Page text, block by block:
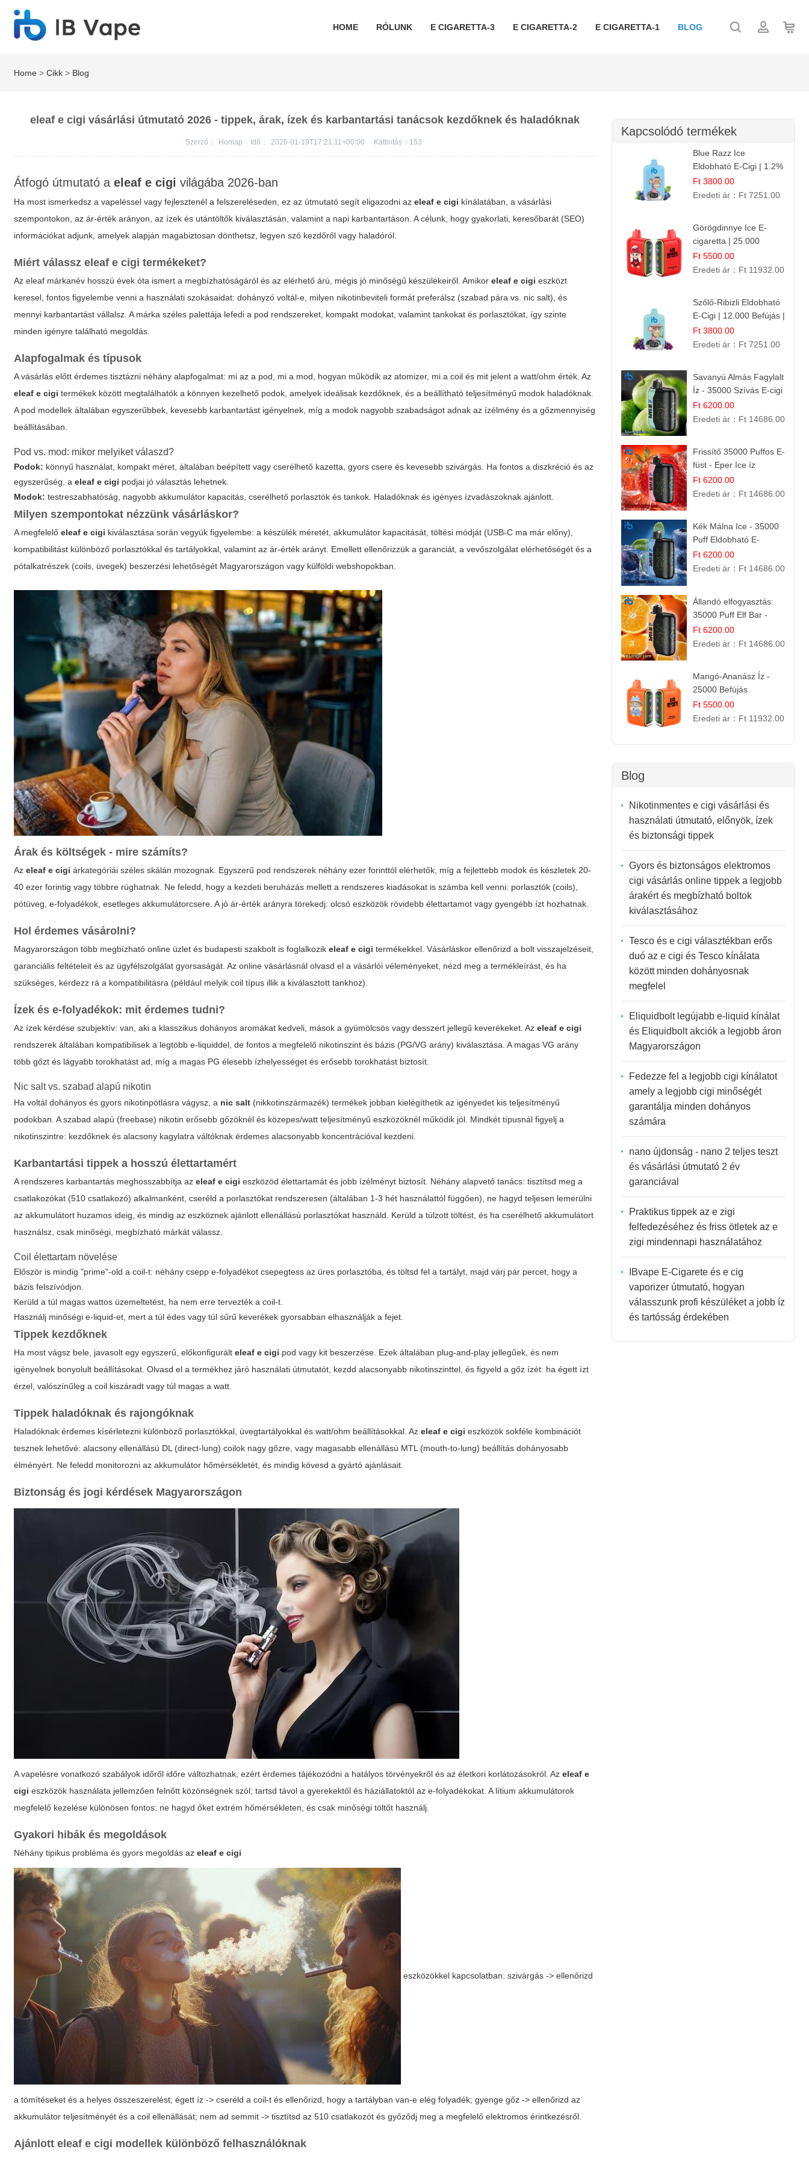
HOME RÓLUNK E CIGARETTA-3 E CIGARETTA-2 E CIGARETTA-1 BLOG
Home >Cikk > Blog
eleaf e cigi vásárlási útmutató 2026 - tippek, árak, ízek és karbantartási tanácsok kezdőknek és haladóknak
Szerző： Honlap Idő： 2026-01-19T17:21:11+00:00 Kattintás： 153
Átfogó útmutató aeleaf e cigi világába 2026-ban
Ha most ismerkedsz a vapeléssel vagy fejlesztenél a felszereléseden, ez az útmutató segít eligazodni azeleaf e cigi kínálatában, a vásárlási
szempontokon, az ár-érték arányon, az ízek és utántöltők kiválasztásán, valamint a napi karbantartáson. A célunk, hogy gyakorlati, keresőbarát (SEO)
információkat adjunk, amelyek alapján magabiztosan dönthetsz, legyen szó kezdőről vagy haladóról.
Miért válasszeleaf e cigi termékeket?
Azeleaf márkanév hosszú évek óta ismert a megbízhatóságáról és az elérhető árú, mégis jó minőségű készülékeiről. Amikoreleaf e cigi eszközt
keresel, fontos figyelembe venni a használati szokásaidat: dohányzó voltál-e, milyen nikotinbeviteli formát preferálsz (szabad pára vs. nic salt), és
mennyi karbantartást vállalsz. A márka széles palettája lefedi a pod rendszereket, kompakt modokat, valamint tankokat és porlasztókat, így szinte
minden igényre található megoldás.
Alapfogalmak és típusok
A vásárlás előtt érdemes tisztázni néhány alapfogalmat: mi az a pod, mi a mod, hogyan működik az atomizer, mi a coil és mit jelent a watt/ohm érték. Az
eleaf e cigi termékek között megtalálhatók a könnyen kezelhető podok, amelyek ideálisak kezdőknek, és a beállítható teljesítményű modok haladóknak.
A pod modellek általában egyszerűbbek, kevesebb karbantartást igényelnek, míg a modok nagyobb szabadságot adnak az ízélmény és a gőzmennyiség
beállításában.
Pod vs. mod: mikor melyiket válaszd?
Podok: könnyű használat, kompakt méret, általában beépített vagy cserélhető kazetta, gyors csere és kevesebb szivárgás. Ha fontos a diszkréció és az
egyszerűség, aeleaf e cigi podjai jó választás lehetnek.
Modok: testreszabhatóság, nagyobb akkumulátor kapacitás, cserélhető porlasztók és tankok. Haladóknak és igényes ízvadászoknak ajánlott.
Milyen szempontokat nézzünk vásárláskor?
A megfelelőeleaf e cigi kiválasztása során vegyük figyelembe: a készülék méretét, akkumulátor kapacitását, töltési módját (USB-C ma már előny),
kompatibilitást különböző porlasztókkal és tartályokkal, valamint az ár-érték arányt. Emellett ellenőrizzük a garanciát, a vevőszolgálat elérhetőségét és a
pótalkatrészek (coils, üvegek) beszerzési lehetőségét Magyarországon vagy külföldi webshopokban.
Árak és költségek - mire számíts?
Azeleaf e cigi árkategóriái széles skálán mozognak. Egyszerű pod rendszerek néhány ezer forinttól elérhetők, míg a fejlettebb modok és készletek 20-
40 ezer forintig vagy többre rúghatnak. Ne feledd, hogy a kezdeti beruházás mellett a rendszeres kiadásokat is számba kell venni: porlasztók (coils),
pótüveg, e-folyadékok, esetleges akkumulátorcsere. A jó ár-érték arányra törekedj: olcsó eszközök rövidebb élettartamot vagy gyengébb ízt hozhatnak.
Hol érdemes vásárolni?
Magyarországon több megbízható online üzlet és budapesti szakbolt is foglalkozikeleaf e cigi termékekkel. Vásárláskor ellenőrizd a bolt visszajelzéseit,
garanciális feltételeit és az ügyfélszolgálat gyorsaságát. Az online vásárlásnál olvasd el a vásárlói véleményeket, nézd meg a termékleírást, és ha
szükséges, kérdezz rá a kompatibilitásra (például melyik coil típus illik a kiválasztott tankhoz).
Ízek és e-folyadékok: mit érdemes tudni?
Az ízek kérdése szubjektív: van, aki a klasszikus dohányos aromákat kedveli, mások a gyümölcsös vagy desszert jellegű keverékeket. Azeleaf e cigi
rendszerek általában kompatibilisek a legtöbb e-liquiddel, de fontos a megfelelő nikotinszint és bázis (PG/VG arány) kiválasztása. A magas VG arány
több gőzt és lágyabb torokhatást ad, míg a magas PG élesebb ízhelyességet és erősebb torokhatást biztosít.
Nic salt vs. szabad alapú nikotin
Ha voltál dohányos és gyors nikotinpótlásra vágysz, a nic salt (nikkotinszármazék) termékek jobban kielégíthetik az igényedet kis teljesítményű
podokban. A szabad alapú (freebase) nikotin erősebb gőzöknél és közepes/watt teljesítményű eszközöknél működik jól. Mindkét típusnál figyelj a
nikotinszintre: kezdőknek és alacsony kagylatra váltóknak érdemes alacsonyabb koncentrációval kezdeni.
Karbantartási tippek a hosszú élettartamért
A rendszeres karbantartás meghosszabbítja azeleaf e cigi eszközöd élettartamát és jobb ízélményt biztosít. Néhány alapvető tanács: tisztítsd meg a
csatlakozókat (510 csatlakozó) alkalmanként, cseréld a porlasztókat rendszeresen (általában 1-3 hét használattól függően), ne hagyd teljesen lemerülni
az akkumulátort huzamos ideig, és mindig az eszköznek ajánlott ellenállású porlasztókat használd. Kerüld a túlzott töltést, és ha cserélhető akkumulátort
használsz, csak minőségi, megbízható márkát válassz.
Coil élettartam növelése
Először is mindig "prime"-old a coil-t: néhány csepp e-folyadékot csepegtess az üres porlasztóba, és töltsd fel a tartályt, majd várj pár percet, hogy a
bázis felszívódjon.
Kerüld a túl magas wattos üzemeltetést, ha nem erre tervezték a coil-t.
Használj minőségi e-liquid-et, mert a túl édes vagy túl sűrű keverékek gyorsabban elhasználják a fejet.
Tippek kezdőknek
Ha most vágsz bele, javasolt egy egyszerű, előkonfigurálteleaf e cigi pod vagy kit beszerzése. Ezek általában plug-and-play jellegűek, és nem
igényelnek bonyolult beállításokat. Olvasd el a termékhez járó használati útmutatót, kezdd alacsonyabb nikotinszinttel, és figyeld a gőz ízét: ha égett ízt
érzel, valószínűleg a coil kiszáradt vagy túl magas a watt.
Tippek haladóknak és rajongóknak
Haladóknak érdemes kísérletezni különböző porlasztókkal, üvegtartályokkal és watt/ohm beállításokkal. Azeleaf e cigi eszközök sokféle kombinációt
tesznek lehetővé: alacsony ellenállású DL (direct-lung) coilok nagy gőzre, vagy magasabb ellenállású MTL (mouth-to-lung) beállítás dohányosabb
élményért. Ne feledd monitorozni az akkumulátor hőmérsékletét, és mindig kövesd a gyártó ajánlásait.
Biztonság és jogi kérdések Magyarországon
A vapelésre vonatkozó szabályok időről időre változhatnak, ezért érdemes tájékozódni a hatályos törvényekről és az életkori korlátozásokról. Azeleaf e
cigi eszközök használata jellemzően felnőtt közönségnek szól; tartsd távol a gyerekektől és háziállatoktól az e-folyadékokat. A lítium akkumulátorok
megfelelő kezelése különösen fontos: ne hagyd őket extrém hőmérsékleten, és csak minőségi töltőt használj.
Gyakori hibák és megoldások
Néhány tipikus probléma és gyors megoldás azeleaf e cigi
eszközökkel kapcsolatban: szivárgás -> ellenőrizd
a tömítéseket és a helyes összeszerelést; égett íz -> cseréld a coil-t és ellenőrizd, hogy a tartályban van-e elég folyadék; gyenge gőz -> ellenőrizd az
akkumulátor teljesítményét és a coil ellenállását; nem ad semmit -> tisztítsd az 510 csatlakozót és győződj meg a megfelelő elektromos érintkezésről.
Ajánlotteleaf e cigi modellek különböző felhasználóknak
Kapcsolódó termékek
Blue Razz Ice
Eldobható E-Cigi | 1.2%
Nikotin | Jéghideg
Málna Íz
Ft 3800.00
Eredeti ár： Ft 7251.00
Görögdinnye Ice E-
cigaretta | 25.000
Befújás | Premium E-
Liquid
Ft 5500.00
Eredeti ár： Ft 11932.00
Szőlő-Ribizli Eldobható
E-Cigi | 12.000 Befújás |
Friss Gyümölcs Íz
Ft 3800.00
Eredeti ár： Ft 7251.00
Savanyú Almás Fagylalt
Íz - 35000 Szívás E-cigi
Ft 6200.00
Eredeti ár： Ft 14686.00
Frissítő 35000 Puffos E-
füst - Eper Ice íz
Ft 6200.00
Eredeti ár： Ft 14686.00
Kék Málna Ice - 35000
Puff Eldobható E-
cigaretta | Élénkítő
Gyümölcsös
Ft 6200.00
Eredeti ár： Ft 14686.00
Állandó elfogyasztás:
35000 Puff Elf Bar -
Narancslekvár íz
Ft 6200.00
Eredeti ár： Ft 14686.00
Mangó-Ananász Íz -
25000 Befújás
Eldobható E-ciga |
Trópusi Gyümölcs
Ft 5500.00
Eredeti ár： Ft 11932.00
Blog
Nikotinmentes e cigi vásárlási és
használati útmutató, előnyök, ízek
és biztonsági tippek
Gyors és biztonságos elektromos
cigi vásárlás online tippek a legjobb
árakért és megbízható boltok
kiválasztásához
Tesco és e cigi választékban erős
duó az e cigi és Tesco kínálata
között minden dohányosnak
megfelel
Eliquidbolt legújabb e-liquid kínálat
és Eliquidbolt akciók a legjobb áron
Magyarországon
Fedezze fel a legjobb cigi kínálatot
amely a legjobb cigi minőségét
garantálja minden dohányos
számára
nano újdonság - nano 2 teljes teszt
és vásárlási útmutató 2 év
garanciával
Praktikus tippek az e zigi
felfedezéséhez és friss ötletek az e
zigi mindennapi használatához
IBvape E-Cigarete és e cig
vaporizer útmutató, hogyan
válasszunk profi készüléket a jobb íz
és tartósság érdekében